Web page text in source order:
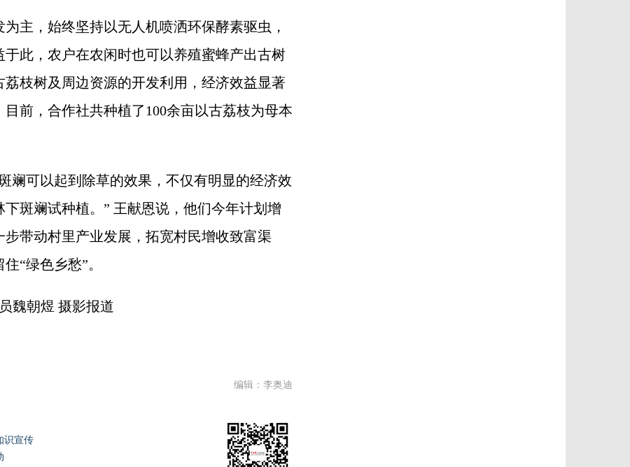
，始终坚持以无人机喷洒环保酵素驱虫，
此，农户在农闲时也可以养殖蜜蜂产出古树
枝树及周边资源的开发利用，经济效益显著
前，合作社共种植了100余亩以古荔枝为母本
可以起到除草的效果，不仅有明显的经济效
斑斓试种植。” 王献恩说，他们今年计划增
带动村里产业发展，拓宽村民增收致富渠
“绿色乡愁”。
魏朝煜 摄影报道
编辑：李奥迪
识宣传